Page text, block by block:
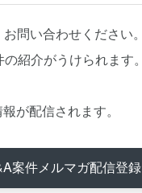
問い合わせください。
紹介がうけられます。
が配信されます。
案件メルマガ配信登録